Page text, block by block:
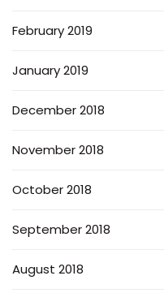
February 2019
January 2019
December 2018
November 2018
October 2018
September 2018
August 2018